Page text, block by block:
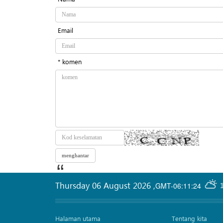
Email
* komen
GMT-06:11:24
Thursday 06 August 2026 ,
Halaman utama Tentang kita